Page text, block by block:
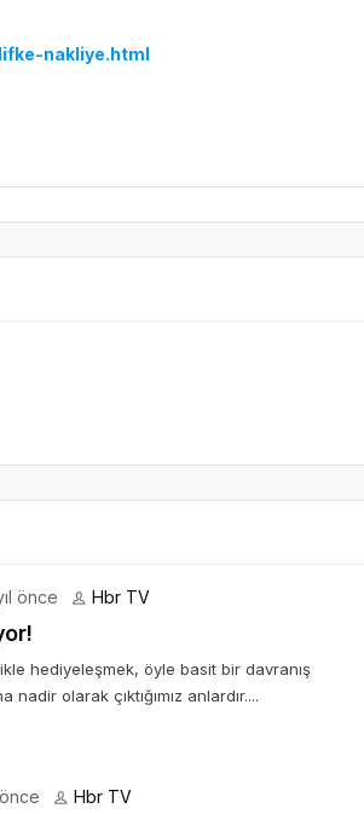
nakliye.html
önce Hbr TV
hediyeleşmek, öyle basit bir davranış
olarak çıktığımız anlardır....
Hbr TV